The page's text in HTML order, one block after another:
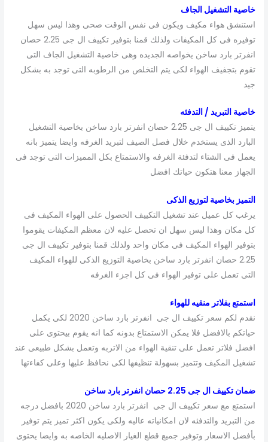
خاصية التشغيل الجاف
استنشق هواء مكيف ويكون فى نفس الوقت صحى وهذا ليس سهل
توفيره فى كل المكيفات ولذلك قمنا بتوفير تكييف ال جى 2.25 حصان
انفرتر بارد ساخن يخواصه الجديده وهى خاصية التشغيل الجاف التى
تقوم بتجفيف الهواء لكى يتم التخلص من الرطوبه التى توجد به بشكل
جيد
خاصية التبريد / التدفئه
يتميز تكييف ال جى 2.25 حصان انفرتر بارد ساخن بخاصية التشغيل
البارد الذى يستخدم خلال فصل الصيف لتبريد الغرفه وايضا يتميز بانه
يعمل فى الشتاء لتدفئة الغرفه والاستمتاع بكل المميزات التى توجد فى
الجهاز معنا هتكون حياتك افضل
التميز بخاصية لتوزيع الذكى
يرغب كل عميل عند تشغيل التكييف الحصول على الهواء المكيف فى
كل مكان وهذا ليس سهل ان تحصل عليه لان معظم المكيفات يقوموا
بتوفير الهواء المكيف فى مكان واحد ولذلك قمنا بتوفير تكييف ال جى
2.25 حصان انفرتر بارد ساخن بخاصية التوزيع الذكى للهواء المكيف
التى تعمل على توفير الهواء فى كل اجزء الغرفه
استمتع بفلاتر منقيه للهواء
نقدم لكم سعر تكييف ال جى انفرتر بارد ساخن 2020 لكى يكمل
حياتكم بالافضل فلا يمكن الاستمتاع بدونه كما انه يقوم بيحتوى على
افضل فلاتر تعمل على تنقية الهواء من الاتربه وتعمل بشكل طبيعى عند
تشغيل المكيف وتتميز بسهولة تنظيفها لكى نحافظ عليها وعلى كفاءتها
ضمان تكييف ال جى 2.25 حصان انفرتر بارد ساخن
استمتع مع سعر تكييف ال جى انفرتر بارد ساخن 2020 بافضل درجه
من التبريد والتدفئه لان امكانياته عاليه ولكى يكون اكثر تميز يتم توفير
بأفضل الاسعار وتوفير جميع قطع الغيار الاصليه الخاصه به وايضا يحتوى